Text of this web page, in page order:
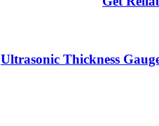
Ultrasonic Thickness